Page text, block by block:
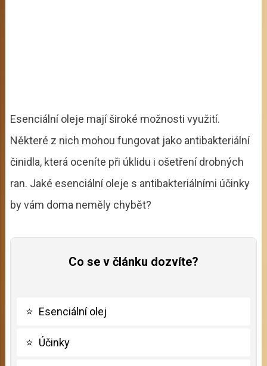
Esenciální oleje mají široké možnosti využití.
Některé z nich mohou fungovat jako antibakteriální
činidla, která oceníte při úklidu i ošetření drobných
ran. Jaké esenciální oleje s antibakteriálními účinky
by vám doma neměly chybět?
Co se v článku dozvíte?
⭐ Esenciální olej
⭐ Účinky